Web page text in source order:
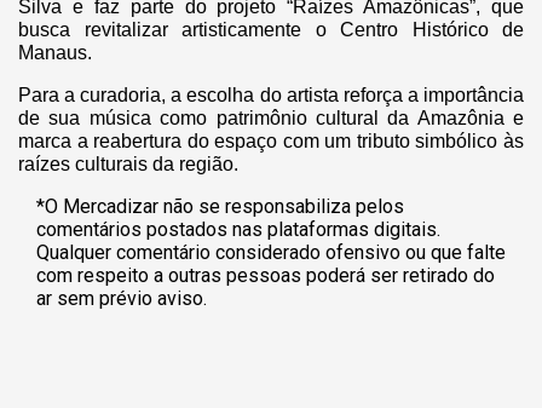
Silva e faz parte do projeto “Raízes Amazônicas”, que
busca revitalizar artisticamente o Centro Histórico de
Manaus.
Para a curadoria, a escolha do artista reforça a importância
de sua música como patrimônio cultural da Amazônia e
marca a reabertura do espaço com um tributo simbólico às
raízes culturais da região.
*O Mercadizar não se responsabiliza pelos
comentários postados nas plataformas digitais.
Qualquer comentário considerado ofensivo ou que falte
com respeito a outras pessoas poderá ser retirado do
ar sem prévio aviso.